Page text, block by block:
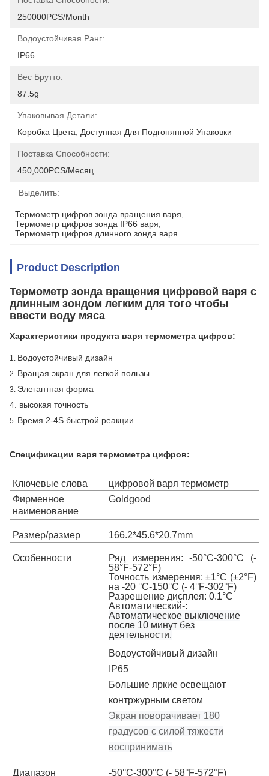
250000PCS/Month
Водоустойчивая Ранг:
IP66
Вес Брутто:
87.5g
Упаковывая Детали:
Коробка Цвета, Доступная Для Подгонянной Упаковки
Поставка Способности:
450,000PCS/месяц
Выделить:
Термометр цифров зонда вращения варя
Термометр цифров зонда IP66 варя
Термометр цифров длинного зонда варя
Product Description
Термометр зонда вращения цифровой варя с
длинным зондом легким для того чтобы
ввести воду мяса
Характеристики продукта варя термометра цифров:
1. Водоустойчивый дизайн
2. Вращая экран для легкой пользы
3. Элегантная форма
4. высокая точность
5. Время 2-4S быстрой реакции
Спецификации варя термометра цифров:
Ключевые слова
цифровой варя термометр
Фирменное
наименование
Goldgood
Размер/размер 166.2*45.6*20.7mm
Особенности
Ряд измерения: -50°C-300°C (-
58°F-572°F)
Точность измерения: ±1°C (±2°F)
на -20 °C-150°C (- 4°F-302°F)
Разрешение дисплея: 0.1°C
Автоматический-:
Автоматическое выключение
после 10 минут без
деятельности.
Водоустойчивый дизайн
IP65
Большие яркие освещают
контржурным светом
Экран поворачивает 180
градусов с силой тяжести
воспринимать
Диапазон -50°C-300°C (- 58°F-572°F)